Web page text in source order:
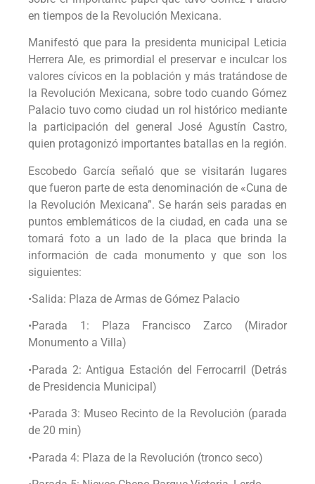
en tiempos de la Revolución Mexicana.
Manifestó que para la presidenta municipal Leticia
Herrera Ale, es primordial el preservar e inculcar los
valores cívicos en la población y más tratándose de
la Revolución Mexicana, sobre todo cuando Gómez
Palacio tuvo como ciudad un rol histórico mediante
la participación del general José Agustín Castro,
quien protagonizó importantes batallas en la región.
Escobedo García señaló que se visitarán lugares
que fueron parte de esta denominación de «Cuna de
la Revolución Mexicana”. Se harán seis paradas en
puntos emblemáticos de la ciudad, en cada una se
tomará foto a un lado de la placa que brinda la
información de cada monumento y que son los
siguientes:
•Salida: Plaza de Armas de Gómez Palacio
•Parada 1: Plaza Francisco Zarco (Mirador
Monumento a Villa)
•Parada 2: Antigua Estación del Ferrocarril (Detrás
de Presidencia Municipal)
•Parada 3: Museo Recinto de la Revolución (parada
de 20 min)
•Parada 4: Plaza de la Revolución (tronco seco)